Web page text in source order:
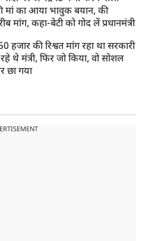
मां का आया भावुक बयान, की
मांग, कहा-बेटी को गोद लें प्रधानमंत्री
हजार की रिश्वत मांग रहा था सरकारी
थे मंत्री, फिर जो किया, वो सोशल
छा गया